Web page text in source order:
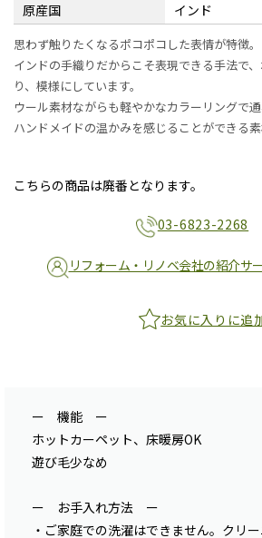
原産国
インド
思わず触りたくなるポコポコした表情が特徴。
インドの手織りだからこそ表現できる手法で
り、模様にしています。
ウール素材ながらも軽やかなカラーリングで通
ハンドメイドの温かみを感じることができる素
こちらの商品は廃番となります。
03-6823-2268
リフォーム・リノベ会社の紹介サ
お気に入りに追
ー 機能 ー
ホットカーペット、床暖房OK
遊び毛少なめ
ー お手入れ方法 ー
・ご家庭での洗濯はできません。クリ